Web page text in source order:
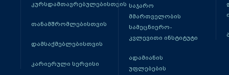
კურსდამთავრებულებისთვის
თანამშრომლებისთვის
დამსაქმებლებისთვის
კარიერული სერვისი
საჯარო
მმართველობის
სამეცნიერო-
კვლევითი ინსტიტუტი
ადამიანის
უფლებების